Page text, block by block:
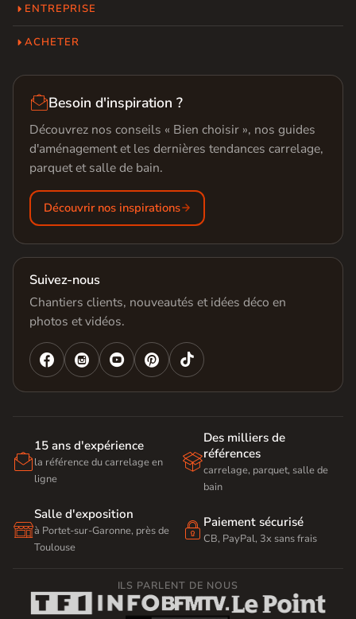
ENTREPRISE
ACHETER
Besoin d'inspiration ?
Découvrez nos conseils « Bien choisir », nos guides
d'aménagement et les dernières tendances carrelage,
parquet et salle de bain.
Découvrir nos inspirations
Suivez-nous
Chantiers clients, nouveautés et idées déco en
photos et vidéos.
   

15 ans d'expérience
la référence du carrelage en
ligne

Des milliers de
références
carrelage, parquet, salle de
bain

Salle d'exposition
à Portet-sur-Garonne, près de
Toulouse
 Paiement sécurisé
CB, PayPal, 3x sans frais
ILS PARLENT DE NOUS